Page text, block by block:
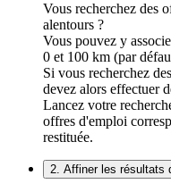
Vous recherchez des
alentours ?
Vous pouvez y
0 et 100 km (par
Si vous recherchez
devez alors effectuer
Lancez votre
offres d'emploi
restituée.
2. Affiner les résultats